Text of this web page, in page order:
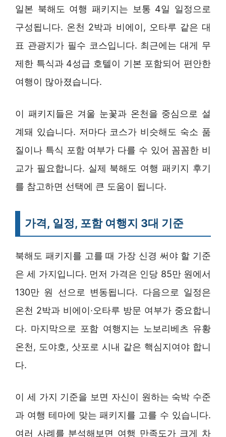
일본 북해도 여행 패키지는 보통 4일 일정으로
구성됩니다. 온천 2박과 비에이, 오타루 같은 대
표 관광지가 필수 코스입니다. 최근에는 대게 무
제한 특식과 4성급 호텔이 기본 포함되어 편안한
여행이 많아졌습니다.
이 패키지들은 겨울 눈꽃과 온천을 중심으로 설
계돼 있습니다. 저마다 코스가 비슷해도 숙소 품
질이나 특식 포함 여부가 다를 수 있어 꼼꼼한 비
교가 필요합니다. 실제 북해도 여행 패키지 후기
를 참고하면 선택에 큰 도움이 됩니다.
가격, 일정, 포함 여행지 3대 기준
북해도 패키지를 고를 때 가장 신경 써야 할 기준
은 세 가지입니다. 먼저 가격은 인당 85만 원에서
130만 원 선으로 변동됩니다. 다음으로 일정은
온천 2박과 비에이·오타루 방문 여부가 중요합니
다. 마지막으로 포함 여행지는 노보리베츠 유황
온천, 도야호, 삿포로 시내 같은 핵심지여야 합니
다.
이 세 가지 기준을 보면 자신이 원하는 숙박 수준
과 여행 테마에 맞는 패키지를 고를 수 있습니다.
여러 사례를 분석해보면 여행 만족도가 크게 차